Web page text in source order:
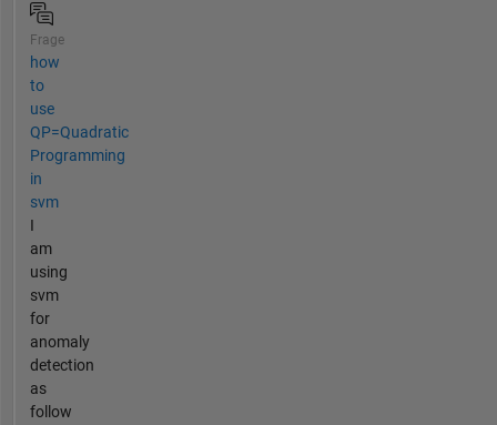
Frage
how
to
use
QP=Quadratic
Programming
in
svm
I
am
using
svm
for
anomaly
detection
as
follow